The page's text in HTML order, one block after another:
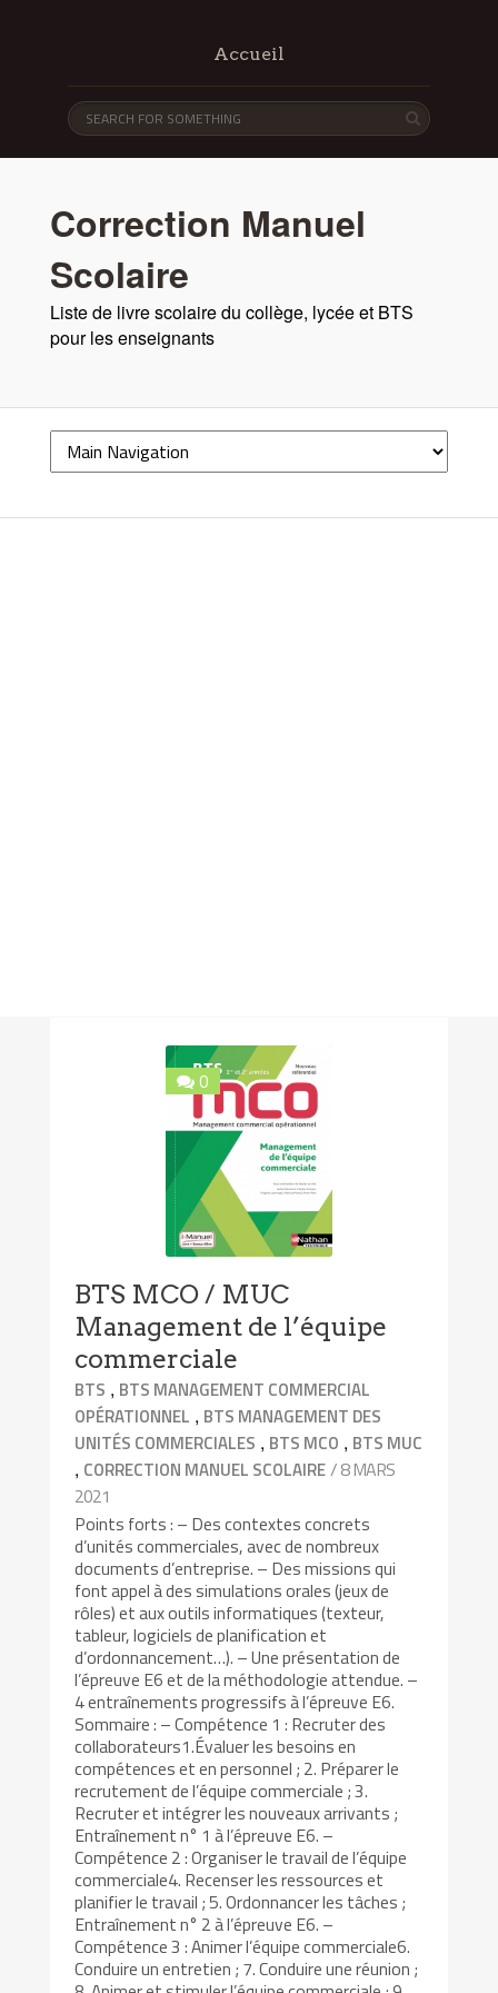
Accueil
Correction Manuel
Scolaire
Liste de livre scolaire du collège, lycée et BTS
pour les enseignants
0
BTS MCO / MUC
Management de l’équipe
commerciale
BTS , BTS MANAGEMENT COMMERCIAL
OPÉRATIONNEL , BTS MANAGEMENT DES
UNITÉS COMMERCIALES , BTS MCO , BTS MUC
, CORRECTION MANUEL SCOLAIRE/ 8 MARS
2021
Points forts : – Des contextes concrets
d’unités commerciales, avec de nombreux
documents d’entreprise. – Des missions qui
font appel à des simulations orales (jeux de
rôles) et aux outils informatiques (texteur,
tableur, logiciels de planification et
d’ordonnancement…). – Une présentation de
l’épreuve E6 et de la méthodologie attendue. –
4 entraînements progressifs à l’épreuve E6.
Sommaire : – Compétence 1 : Recruter des
collaborateurs1.Évaluer les besoins en
compétences et en personnel ; 2. Préparer le
recrutement de l’équipe commerciale ; 3.
Recruter et intégrer les nouveaux arrivants ;
Entraînement n° 1 à l’épreuve E6. –
Compétence 2 : Organiser le travail de l’équipe
commerciale4. Recenser les ressources et
planifier le travail ; 5. Ordonnancer les tâches ;
Entraînement n° 2 à l’épreuve E6. –
Compétence 3 : Animer l’équipe commerciale6.
Conduire un entretien ; 7. Conduire une réunion ;